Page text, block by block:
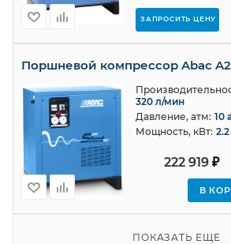
ЗАПРОСИТЬ ЦЕНУ
Поршневой компрессор Abac
222 919₽
В
320 л/мин
Давление, атм: 10
Мощность, кВт:
ПОКАЗАТЬ ЕЩЕ